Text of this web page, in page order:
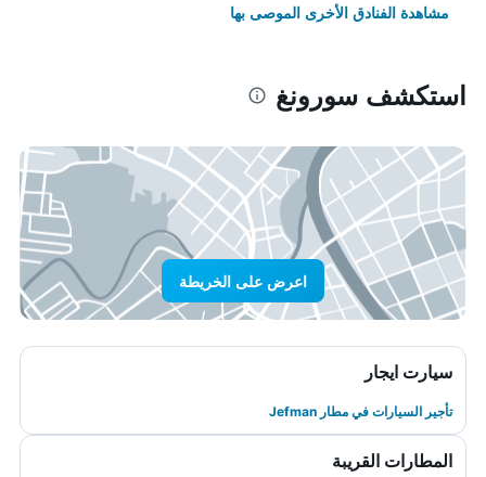
مشاهدة الفنادق الأخرى الموصى بها
استكشف سورونغ
اعرض على الخريطة
سيارت ايجار
تأجير السيارات في مطار Jefman
المطارات القريبة